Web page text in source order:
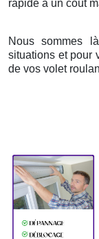
rapide à un coût
Nous sommes
situations et pour
de vos volet